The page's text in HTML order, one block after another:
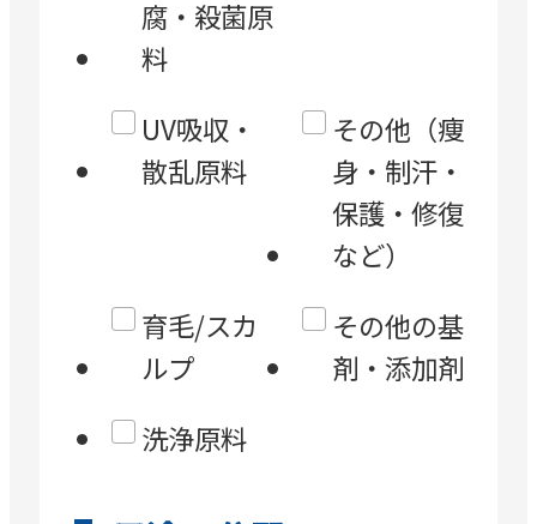
腐・殺菌原
料
UV吸収・
散乱原料
その他（痩
身・制汗・
保護・修復
など）
育毛/スカ
ルプ
その他の基
剤・添加剤
洗浄原料